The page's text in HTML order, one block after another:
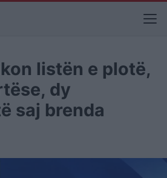
listën e plotë,
dy
saj brenda